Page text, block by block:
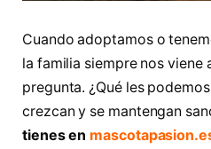
Cuando adoptamos o
la familia siempre nos viene
pregunta. ¿Qué les
crezcan y se mantengan
tienes en